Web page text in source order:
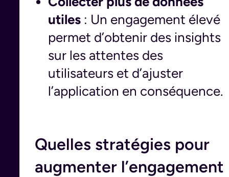
utiles: Un engagement élevé
permet d’obtenir des insights
sur les attentes des
utilisateurs et d’ajuster
l’application en conséquence.
Quelles stratégies pour
augmenter l’engagement